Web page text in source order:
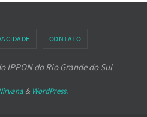
CONTATO
IPPON do Rio Grande do Sul
& WordPress.